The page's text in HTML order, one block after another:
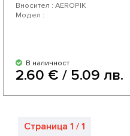
Вносител : AEROPIK
Модел :
В наличност
2.60 € / 5.09 лв.
Страница 1 / 1